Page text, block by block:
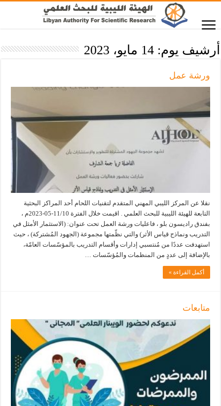
أرشيف يوم:14 مايو، 2023
ورشة عمل
نقلا عن المركز الليبي المهني المتقدم لتقنيات اللحام أحد المراكز البحثية
التابعة للهيئة الليبية للبحث العلمي . اقيمت خلال الفترة 11/10-05-2023م ،
بفندق راديسون بلو ، فاعليات ورشة العمل تحت عنوان: (الاستثمار الأمثل في
التدريب ونماذج قياس الأثر) والتي نظّمتها مجموعة (الجهود المُشتركة) ، حيث
استهدفت عددًا من مُنتسبي إدارات وأقسام التدريب بالمؤسّسات العامّة،
بالإضافة إلى عددٍ من المنظمات والمُؤسّسات …
أكمل القراءة »
متابعات